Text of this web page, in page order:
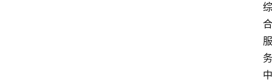
综
合
服
务
中